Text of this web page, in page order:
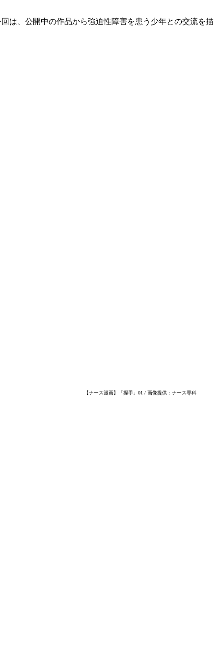
は、公開中の作品から強迫性障害を患う少年との交流を描
【ナース漫画】「握手」01 / 画像提供：ナース専科